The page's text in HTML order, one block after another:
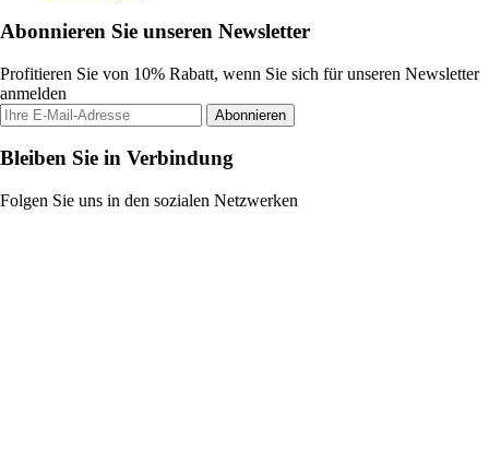
Abonnieren Sie unseren Newsletter
Profitieren Sie von 10% Rabatt, wenn Sie sich für unseren Newsletter
anmelden
Abonnieren
Bleiben Sie in Verbindung
Folgen Sie uns in den sozialen Netzwerken